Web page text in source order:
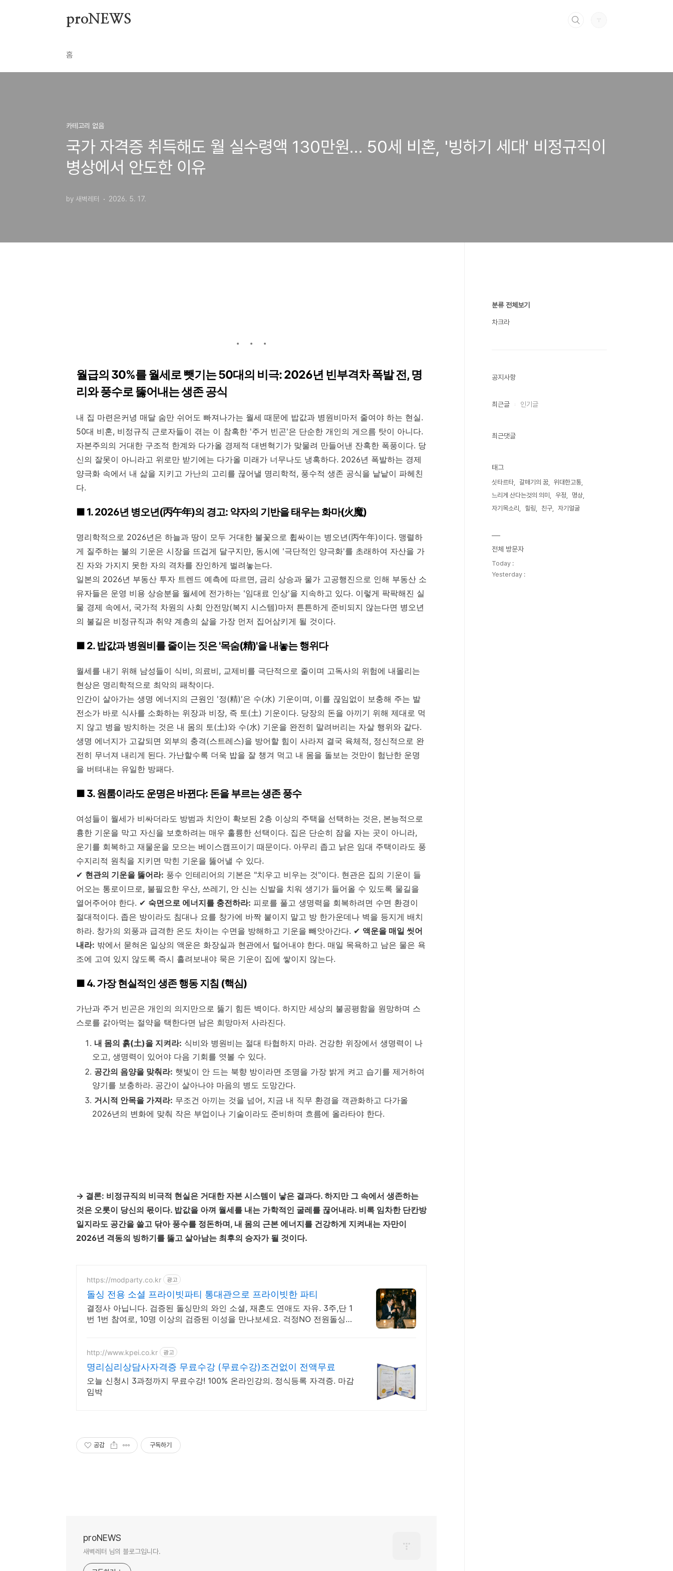
proNEWS
홈
카테고리 없음
국가 자격증 취득해도 월 실수령액 130만원… 50세 비혼, '빙하기 세대' 비정규직이
병상에서 안도한 이유
by 새벽레터 2026. 5. 17.
월급의 30%를 월세로 뺏기는 50대의 비극: 2026년 빈부격차 폭발 전, 명
리와 풍수로 뚫어내는 생존 공식
내 집 마련은커녕 매달 숨만 쉬어도 빠져나가는 월세 때문에 밥값과 병원비마저 줄여야 하는 현실.
50대 비혼, 비정규직 근로자들이 겪는 이 참혹한 '주거 빈곤'은 단순한 개인의 게으름 탓이 아니다.
자본주의의 거대한 구조적 한계와 다가올 경제적 대변혁기가 맞물려 만들어낸 잔혹한 폭풍이다. 당
신의 잘못이 아니라고 위로만 받기에는 다가올 미래가 너무나도 냉혹하다. 2026년 폭발하는 경제
양극화 속에서 내 삶을 지키고 가난의 고리를 끊어낼 명리학적, 풍수적 생존 공식을 낱낱이 파헤친
다.
■ 1. 2026년 병오년(丙午年)의 경고: 약자의 기반을 태우는 화마(火魔)
명리학적으로 2026년은 하늘과 땅이 모두 거대한 불꽃으로 휩싸이는 병오년(丙午年)이다. 맹렬하
게 질주하는 불의 기운은 시장을 뜨겁게 달구지만, 동시에 '극단적인 양극화'를 초래하여 자산을 가
진 자와 가지지 못한 자의 격차를 잔인하게 벌려놓는다.
일본의 2026년 부동산 투자 트렌드 예측에 따르면, 금리 상승과 물가 고공행진으로 인해 부동산 소
유자들은 운영 비용 상승분을 월세에 전가하는 '임대료 인상'을 지속하고 있다. 이렇게 팍팍해진 실
물 경제 속에서, 국가적 차원의 사회 안전망(복지 시스템)마저 튼튼하게 준비되지 않는다면 병오년
의 불길은 비정규직과 취약 계층의 삶을 가장 먼저 집어삼키게 될 것이다.
■ 2. 밥값과 병원비를 줄이는 짓은 '목숨(精)'을 내놓는 행위다
월세를 내기 위해 남성들이 식비, 의료비, 교제비를 극단적으로 줄이며 고독사의 위험에 내몰리는
현상은 명리학적으로 최악의 패착이다.
인간이 살아가는 생명 에너지의 근원인 '정(精)'은 수(水) 기운이며, 이를 끊임없이 보충해 주는 발
전소가 바로 식사를 소화하는 위장과 비장, 즉 토(土) 기운이다. 당장의 돈을 아끼기 위해 제대로 먹
지 않고 병을 방치하는 것은 내 몸의 토(土)와 수(水) 기운을 완전히 말려버리는 자살 행위와 같다.
생명 에너지가 고갈되면 외부의 충격(스트레스)을 방어할 힘이 사라져 결국 육체적, 정신적으로 완
전히 무너져 내리게 된다. 가난할수록 더욱 밥을 잘 챙겨 먹고 내 몸을 돌보는 것만이 험난한 운명
을 버텨내는 유일한 방패다.
■ 3. 원룸이라도 운명은 바뀐다: 돈을 부르는 생존 풍수
여성들이 월세가 비싸더라도 방범과 치안이 확보된 2층 이상의 주택을 선택하는 것은, 본능적으로
흉한 기운을 막고 자신을 보호하려는 매우 훌륭한 선택이다. 집은 단순히 잠을 자는 곳이 아니라,
운기를 회복하고 재물운을 모으는 베이스캠프이기 때문이다. 아무리 좁고 낡은 임대 주택이라도 풍
수지리적 원칙을 지키면 막힌 기운을 뚫어낼 수 있다.
✔ 현관의 기운을 뚫어라: 풍수 인테리어의 기본은 "치우고 비우는 것"이다. 현관은 집의 기운이 들
어오는 통로이므로, 불필요한 우산, 쓰레기, 안 신는 신발을 치워 생기가 들어올 수 있도록 물길을
열어주어야 한다. ✔ 숙면으로 에너지를 충전하라: 피로를 풀고 생명력을 회복하려면 수면 환경이
절대적이다. 좁은 방이라도 침대나 요를 창가에 바짝 붙이지 말고 방 한가운데나 벽을 등지게 배치
하라. 창가의 외풍과 급격한 온도 차이는 수면을 방해하고 기운을 빼앗아간다. ✔ 액운을 매일 씻어
내라: 밖에서 묻혀온 일상의 액운은 화장실과 현관에서 털어내야 한다. 매일 목욕하고 남은 물은 욕
조에 고여 있지 않도록 즉시 흘려보내야 묵은 기운이 집에 쌓이지 않는다.
■ 4. 가장 현실적인 생존 행동 지침 (핵심)
가난과 주거 빈곤은 개인의 의지만으로 뚫기 힘든 벽이다. 하지만 세상의 불공평함을 원망하며 스
스로를 갉아먹는 절약을 택한다면 남은 희망마저 사라진다.
내 몸의 흙(土)을 지켜라: 식비와 병원비는 절대 타협하지 마라. 건강한 위장에서 생명력이 나
오고, 생명력이 있어야 다음 기회를 엿볼 수 있다.
공간의 음양을 맞춰라: 햇빛이 안 드는 북향 방이라면 조명을 가장 밝게 켜고 습기를 제거하여
양기를 보충하라. 공간이 살아나야 마음의 병도 도망간다.
거시적 안목을 가져라: 무조건 아끼는 것을 넘어, 지금 내 직무 환경을 객관화하고 다가올
2026년의 변화에 맞춰 작은 부업이나 기술이라도 준비하며 흐름에 올라타야 한다.
→ 결론: 비정규직의 비극적 현실은 거대한 자본 시스템이 낳은 결과다. 하지만 그 속에서 생존하는
것은 오롯이 당신의 몫이다. 밥값을 아껴 월세를 내는 가학적인 굴레를 끊어내라. 비록 임차한 단칸방
일지라도 공간을 쓸고 닦아 풍수를 정돈하며, 내 몸의 근본 에너지를 건강하게 지켜내는 자만이
2026년 격동의 빙하기를 뚫고 살아남는 최후의 승자가 될 것이다.
https://modparty.co.kr 광고
돌싱 전용 소셜 프라이빗파티 통대관으로 프라이빗한 파티
결정사 아닙니다. 검증된 돌싱만의 와인 소셜, 재혼도 연애도 자유. 3주,단 1
번 1번 참여로, 10명 이상의 검증된 이성을 만나보세요. 걱정NO 전원돌싱만
http://www.kpei.co.kr 광고
명리심리상담사자격증 무료수강 (무료수강)조건없이 전액무료
오늘 신청시 3과정까지 무료수강! 100% 온라인강의. 정식등록 자격증. 마감
임박
공감 구독하기
proNEWS
새벽레터 님의 블로그입니다.
분류 전체보기
차크라
공지사항
최근글 인기글
최근댓글
태그
싯타르타 갈매기의 꿈
위대한고통
느리게 산다는것의 의미
우정
명상
자기목소리
힐링 친구 자기얼굴
전체 방문자
Today :
Yesterday :